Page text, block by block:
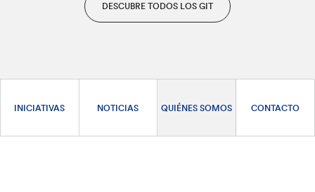
DESCUBRE TODOS LOS GIT
INICIATIVAS NOTICIAS QUIÉNES SOMOS CONTACTO